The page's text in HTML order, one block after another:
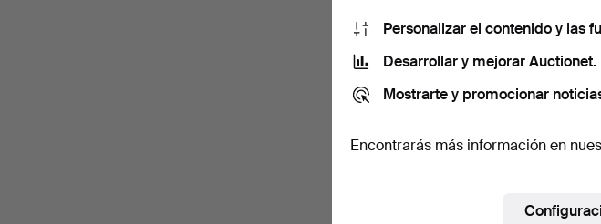
1
Personalizar el contenido y las
Desarrollar y mejorar Auctionet.
Mostrarte y promocionar
Encontrarás más información en